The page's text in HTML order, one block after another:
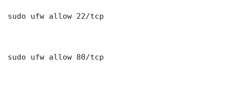
sudo ufw allow 22/tcp
sudo ufw allow 80/tcp